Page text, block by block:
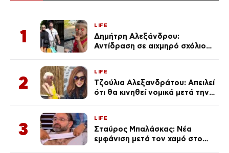
1
LIFE
Δημήτρη Αλεξάνδρου:
Αντίδραση σε αιχμηρό σχόλιο
2
LIFE
Τζούλια Αλεξανδράτου: Απειλεί
ότι θα κινηθεί νομικά μετά την
3
LIFE
Σταύρος Μπαλάσκας: Νέα
εμφάνιση μετά τον χαμό στο